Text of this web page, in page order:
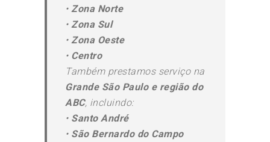
• Zona Norte
• Zona Sul
• Zona Oeste
• Centro
Também prestamos serviço na
Grande São Paulo e região do
ABC, incluindo:
• Santo André
• São Bernardo do Campo